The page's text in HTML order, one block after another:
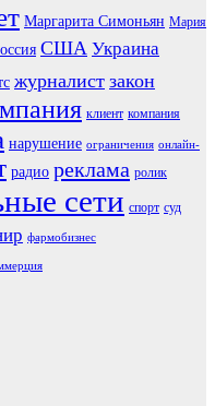
Маргарита Симоньян Мария
США Украина
журналист закон
клиент компания
нарушение ограничения онлайн-
радио реклама ролик
сети спорт суд
фармобизнес